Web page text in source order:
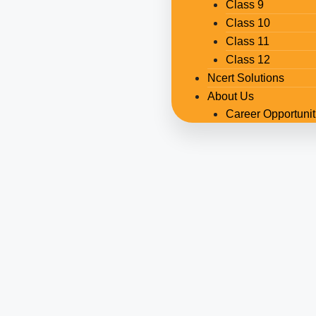
Class 9
Class 10
Class 11
Class 12
Ncert Solutions
About Us
Career